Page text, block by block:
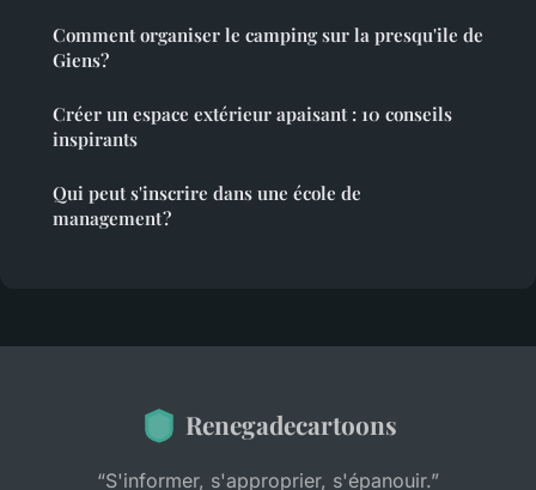
Comment organiser le camping sur la presqu'ile de
Giens?
Créer un espace extérieur apaisant : 10 conseils
inspirants
Qui peut s'inscrire dans une école de
management ?
Renegadecartoons
“S'informer, s'approprier, s'épanouir.”